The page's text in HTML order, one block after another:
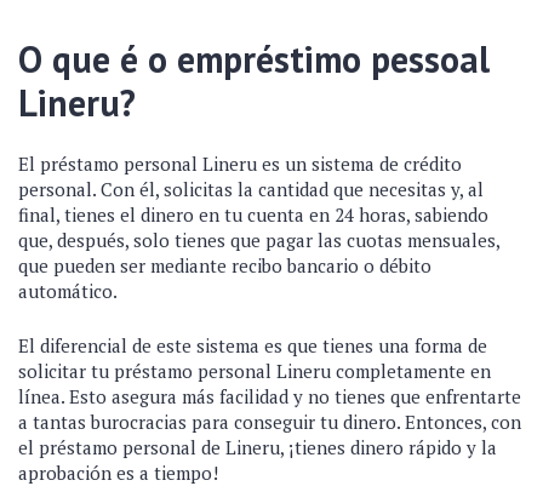
O que é o empréstimo pessoal
Lineru?
El préstamo personal Lineru es un sistema de crédito
personal. Con él, solicitas la cantidad que necesitas y, al
final, tienes el dinero en tu cuenta en 24 horas, sabiendo
que, después, solo tienes que pagar las cuotas mensuales,
que pueden ser mediante recibo bancario o débito
automático.
El diferencial de este sistema es que tienes una forma de
solicitar tu préstamo personal Lineru completamente en
línea. Esto asegura más facilidad y no tienes que enfrentarte
a tantas burocracias para conseguir tu dinero. Entonces, con
el préstamo personal de Lineru, ¡tienes dinero rápido y la
aprobación es a tiempo!